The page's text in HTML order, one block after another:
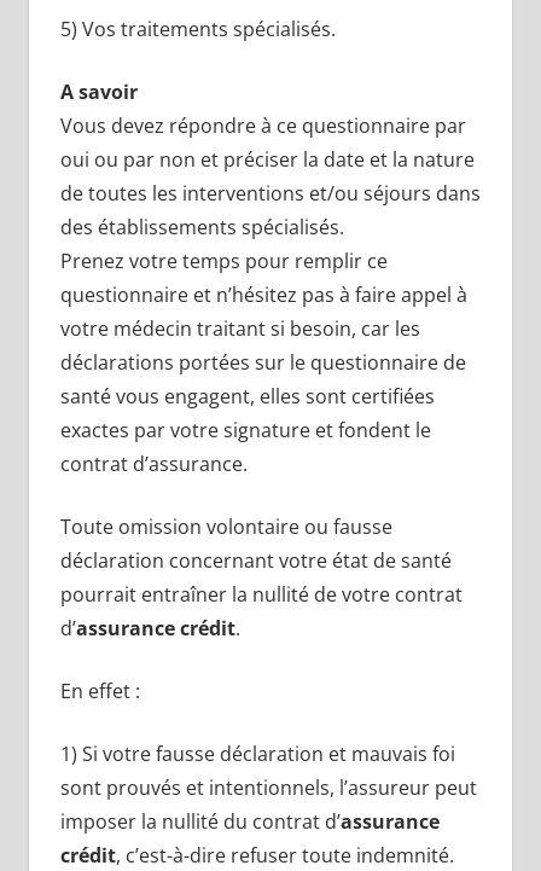
5) Vos traitements spécialisés.
A savoir
Vous devez répondre à ce questionnaire par
oui ou par non et préciser la date et la nature
de toutes les interventions et/ou séjours dans
des établissements spécialisés.
Prenez votre temps pour remplir ce
questionnaire et n’hésitez pas à faire appel à
votre médecin traitant si besoin, car les
déclarations portées sur le questionnaire de
santé vous engagent, elles sont certifiées
exactes par votre signature et fondent le
contrat d’assurance.
Toute omission volontaire ou fausse
déclaration concernant votre état de santé
pourrait entraîner la nullité de votre contrat
d’assurance crédit.
En effet :
1) Si votre fausse déclaration et mauvais foi
sont prouvés et intentionnels, l’assureur peut
imposer la nullité du contrat d’assurance
crédit, c’est-à-dire refuser toute indemnité.